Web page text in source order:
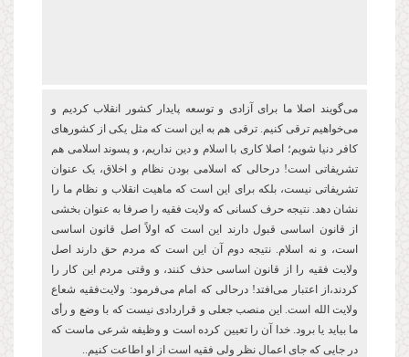
می‌گویند اصلا ما برای آزادی و توسعه پایدار کشور انقلاب کردیم و
می‌خواهیم ترقی کنیم. ترقی هم به این است که مثل یکی از کشورهای
کافر دنیا شویم؛ اصلا کاری با اسلام و دین نداریم، و پسوند اسلامی هم
تشریفاتی است! درحالی که اسلامی بودن نظام و اخلاق، یک عنوان
تشریفاتی نیست، بلکه برای این است که ماهیت انقلاب و نظام ما را
نشان دهد. نتیجه حرف کسانی که ولایت فقیه را صرفا به عنوان بخشی
از قانون اساسی قبول دارند این است که اولاً اصل قانون اساسی
است، و نه اسلام. نتیجه دوم آن این است که مردم حق دارند اصل
ولایت فقیه را از قانون اساسی حذف کنند، و وقتی مردم این کار را
کردند،از اعتبار می‌افتد! درحالی که امام می‌فرمود: ولایت‌فقیه شعاع
ولایت الله است. این منصب جعلی و قراردادی نیست که با وضع و رأی
ما بیاید یا برود. خدا آن را تعیین کرده است و وظیفه شرعی ماست که
در جایی که جای اعمال نظر ولی فقیه است از او اطاعت کنیم..